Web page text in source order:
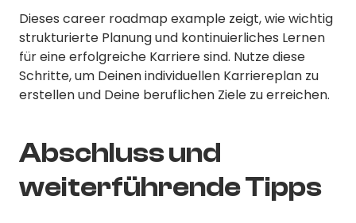
Dieses career roadmap example zeigt, wie wichtig
strukturierte Planung und kontinuierliches Lernen
für eine erfolgreiche Karriere sind. Nutze diese
Schritte, um Deinen individuellen Karriereplan zu
erstellen und Deine beruflichen Ziele zu erreichen.
Abschluss und
weiterführende Tipps